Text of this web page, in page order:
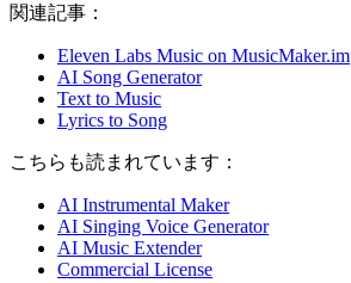
関連記事：
Eleven Labs Music on MusicMaker.im
AI Song Generator
Text to Music
Lyrics to Song
こちらも読まれています：
AI Instrumental Maker
AI Singing Voice Generator
AI Music Extender
Commercial License